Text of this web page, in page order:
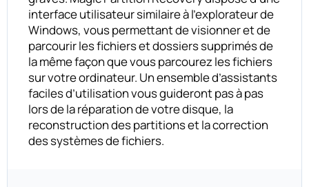
interface utilisateur similaire à l’explorateur de
Windows, vous permettant de visionner et de
parcourir les fichiers et dossiers supprimés de
la même façon que vous parcourez les fichiers
sur votre ordinateur. Un ensemble d’assistants
faciles d’utilisation vous guideront pas à pas
lors de la réparation de votre disque, la
reconstruction des partitions et la correction
des systèmes de fichiers.